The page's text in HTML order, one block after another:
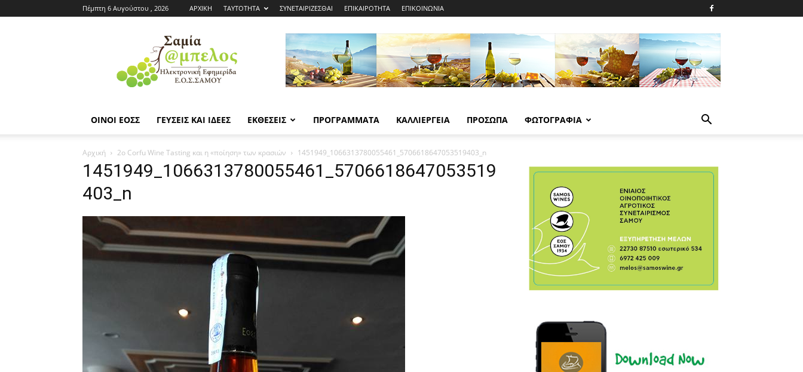
Πέμπτη 6 Αυγούστου , 2026 ΑΡΧΙΚΗ ΤΑΥΤΟΤΗΤΑ ΣΥΝΕΤΑΙΡΙΖΕΣΘΑΙ ΕΠΙΚΑΙΡΟΤΗΤΑ ΕΠΙΚΟΙΝΩΝΙΑ
Εφημερίδα
ΕΟΣΣ
|
Σαμία
ΟΙΝΟΙ ΕΟΣΣ ΓΕΥΣΕΙΣ ΚΑΙ ΙΔΕΕΣ ΕΚΘΕΣΕΙΣ ΠΡΟΓΡΑΜΜΑΤΑ ΚΑΛΛΙΕΡΓΕΙΑ ΠΡΟΣΩΠΑ ΦΩΤΟΓΡΑΦΙΑ
Αρχική 2ο Corfu Wine Tasting και η «ποίηση» των κρασιών 1451949_1066313780055461_5706618647053519403_n
1451949_1066313780055461_5706618647053519
403_n